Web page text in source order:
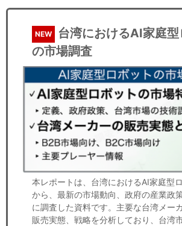
NEW
台湾におけるAI家庭型
の市場調査
本レポートは、台湾におけるAI家庭型
から、最新の市場動向、政府の産業政
に調査した資料です。主要な台湾メー
販売実態、戦略を分析しており、台湾